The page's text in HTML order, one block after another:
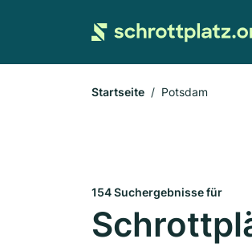
Startseite Potsdam
154 Suchergebnisse für